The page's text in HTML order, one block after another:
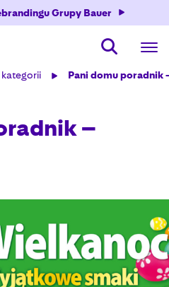
Grupy Bauer
kategorii Pani domu poradnik
–